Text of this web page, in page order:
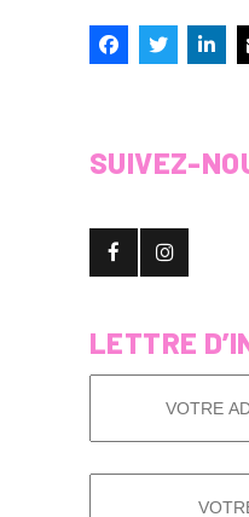
SUIVEZ-
LETTRE